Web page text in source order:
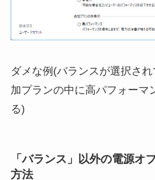
ダメな例(バランスが選択さ
加プランの中に高パフォーマ
る)
「バランス」以外の電源オ
方法